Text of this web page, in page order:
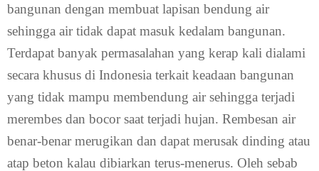
bangunan dengan membuat lapisan bendung air
sehingga air tidak dapat masuk kedalam bangunan.
Terdapat banyak permasalahan yang kerap kali dialami
secara khusus di Indonesia terkait keadaan bangunan
yang tidak mampu membendung air sehingga terjadi
merembes dan bocor saat terjadi hujan. Rembesan air
benar-benar merugikan dan dapat merusak dinding atau
atap beton kalau dibiarkan terus-menerus. Oleh sebab